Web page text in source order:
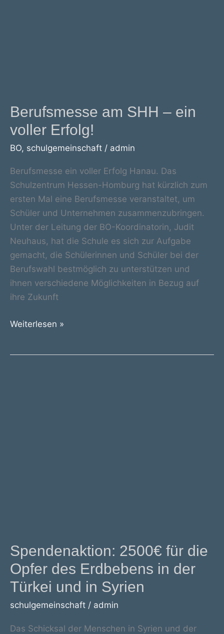
Berufsmesse am SHH – ein
voller Erfolg!
BO, schulgemeinschaft / admin
Berufsmesse ein voller Erfolg Hanau. Das
Schulzentrum Hessen-Homburg hat kürzlich zum
ersten Mal eine Berufsmesse veranstaltet, um
Schüler und Unternehmen zusammenzubringen.
Unter der Leitung der BO-Koordinatorin, Judit
Neuhaus, hat die Schule es sich zur Aufgabe
gemacht, die Schülerinnen und Schüler bei der
Berufswahl bestmöglich zu unterstützen und
ihnen verschiedene Möglichkeiten in Bezug auf
ihre Zukunft
Berufsmesse
Weiterlesen »
Spendenaktion: 2500€ für die
Opfer des Erdbebens in der
Türkei und in Syrien
schulgemeinschaft / admin
Das Schicksal der Menschen in Syrien und der